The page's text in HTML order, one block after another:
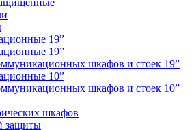
19”
19”
шкафов и стоек 19”
10”
шкафов и стоек 10”
шкафов
защиты